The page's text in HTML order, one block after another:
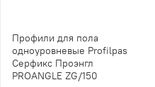
Профили для пола
одноуровневые Profilpas
Серфикс Проэнгл
PROANGLE ZG/150